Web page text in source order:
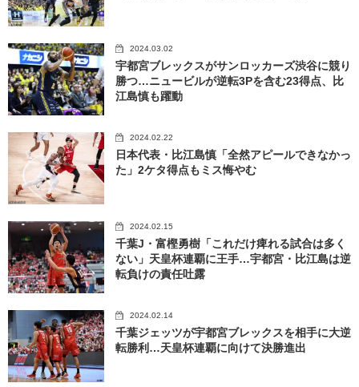
2024.03.02
宇都宮ブレックスがサンロッカーズ渋谷に競り
勝つ…ニュービルが逆転3Pを含む23得点、比
江島慎も躍動
2024.02.22
日本代表・比江島慎「全然アピールできなかっ
た」2ケタ得点もミス悔やむ
2024.02.15
千葉J・富樫勇樹「これだけ痺れる試合は多く
ない」天皇杯連覇に王手…宇都宮・比江島は逆
転負けの責任吐露
2024.02.14
千葉ジェッツが宇都宮ブレックスを相手に大逆
転勝利…天皇杯連覇に向けて決勝進出